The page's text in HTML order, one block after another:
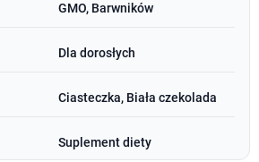
GMO, Barwników
Dla dorosłych
Ciasteczka, Biała czekolada
Suplement diety